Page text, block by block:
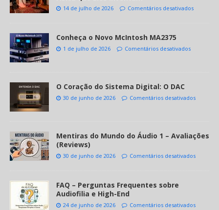
14 de julho de 2026 Comentários desativados
Conheça o Novo McIntosh MA2375
1 de julho de 2026 Comentários desativados
O Coração do Sistema Digital: O DAC
30 de junho de 2026 Comentários desativados
Mentiras do Mundo do Áudio 1 – Avaliações
(Reviews)
30 de junho de 2026 Comentários desativados
FAQ – Perguntas Frequentes sobre
Audiofilia e High-End
24 de junho de 2026 Comentários desativados